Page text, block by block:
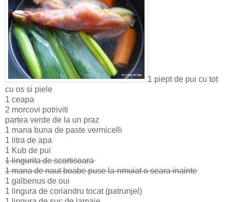
1 piept de pui cu tot
cu os si piele
1 ceapa
2 morcovi potriviti
partea verde de la un praz
1 mana buna de paste vermicelli
1 litra de apa
1 Kub de pui
1 lingurita de scortisoara
1 mana de naut boabe puse la-nmuiat o seara inainte
1 galbenus de oui
1 lingura de coriandru tocat (patrunjel)